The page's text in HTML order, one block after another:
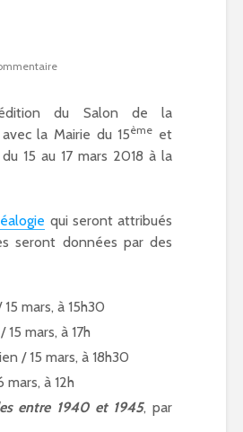
du Salon de la
la Mairie du 15ème et
15 au 17 mars 2018 à la
qui seront attribués
seront données par des
mars, à 15h30
mars, à 17h
/ 15 mars, à 18h30
mars, à 12h
entre 1940 et 1945, par
24/05/2024
Paris 15